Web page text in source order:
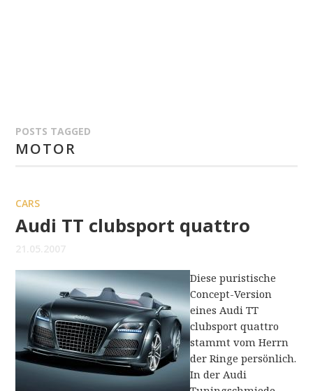
POSTS TAGGED
MOTOR
CARS
Audi TT clubsport quattro
21.05.2007
Diese puristische
Concept-Version
eines Audi TT
clubsport quattro
stammt vom Herrn
der Ringe persönlich.
In der Audi